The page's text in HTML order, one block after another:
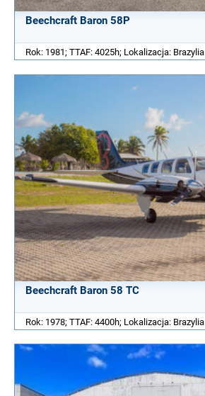
Beechcraft Baron 58P
Rok: 1981; TTAF: 4025h; Lokalizacja: Brazylia
Beechcraft Baron 58 TC
Rok: 1978; TTAF: 4400h; Lokalizacja: Brazylia